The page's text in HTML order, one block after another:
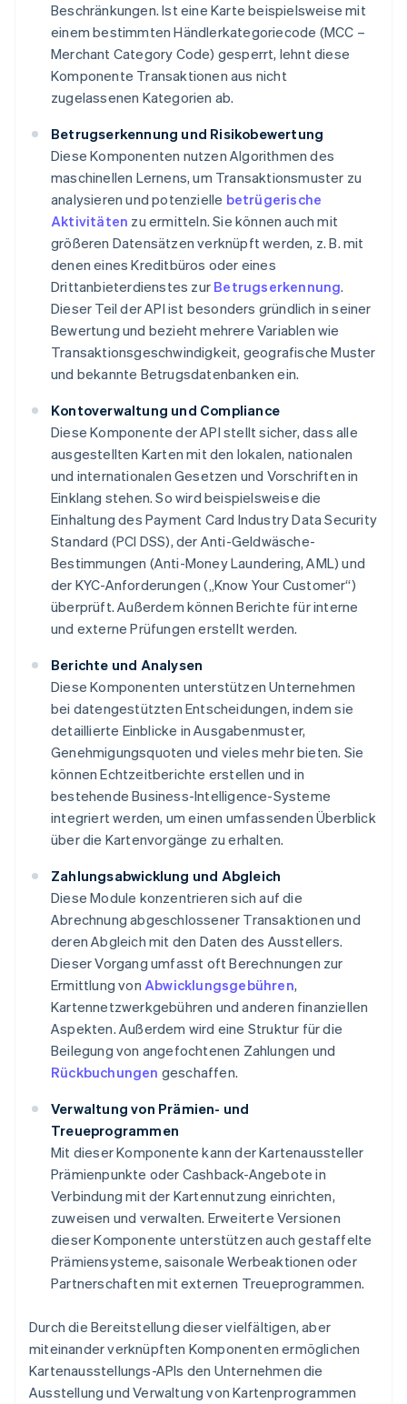
Beschränkungen. Ist eine Karte beispielsweise mit
einem bestimmten Händlerkategoriecode (MCC –
Merchant Category Code) gesperrt, lehnt diese
Komponente Transaktionen aus nicht
zugelassenen Kategorien ab.
Betrugserkennung und Risikobewertung
Diese Komponenten nutzen Algorithmen des
maschinellen Lernens, um Transaktionsmuster zu
analysieren und potenzielle betrügerische
Aktivitäten zu ermitteln. Sie können auch mit
größeren Datensätzen verknüpft werden, z. B. mit
denen eines Kreditbüros oder eines
Drittanbieterdienstes zur Betrugserkennung.
Dieser Teil der API ist besonders gründlich in seiner
Bewertung und bezieht mehrere Variablen wie
Transaktionsgeschwindigkeit, geografische Muster
und bekannte Betrugsdatenbanken ein.
Kontoverwaltung und Compliance
Diese Komponente der API stellt sicher, dass alle
ausgestellten Karten mit den lokalen, nationalen
und internationalen Gesetzen und Vorschriften in
Einklang stehen. So wird beispielsweise die
Einhaltung des Payment Card Industry Data Security
Standard (PCI DSS), der Anti-Geldwäsche-
Bestimmungen (Anti-Money Laundering, AML) und
der KYC-Anforderungen („Know Your Customer“)
überprüft. Außerdem können Berichte für interne
und externe Prüfungen erstellt werden.
Berichte und Analysen
Diese Komponenten unterstützen Unternehmen
bei datengestützten Entscheidungen, indem sie
detaillierte Einblicke in Ausgabenmuster,
Genehmigungsquoten und vieles mehr bieten. Sie
können Echtzeitberichte erstellen und in
bestehende Business-Intelligence-Systeme
integriert werden, um einen umfassenden Überblick
über die Kartenvorgänge zu erhalten.
Zahlungsabwicklung und Abgleich
Diese Module konzentrieren sich auf die
Abrechnung abgeschlossener Transaktionen und
deren Abgleich mit den Daten des Ausstellers.
Dieser Vorgang umfasst oft Berechnungen zur
Ermittlung von Abwicklungsgebühren,
Kartennetzwerkgebühren und anderen finanziellen
Aspekten. Außerdem wird eine Struktur für die
Beilegung von angefochtenen Zahlungen und
Rückbuchungen geschaffen.
Verwaltung von Prämien- und
Treueprogrammen
Mit dieser Komponente kann der Kartenaussteller
Prämienpunkte oder Cashback-Angebote in
Verbindung mit der Kartennutzung einrichten,
zuweisen und verwalten. Erweiterte Versionen
dieser Komponente unterstützen auch gestaffelte
Prämiensysteme, saisonale Werbeaktionen oder
Partnerschaften mit externen Treueprogrammen.
Durch die Bereitstellung dieser vielfältigen, aber
miteinander verknüpften Komponenten ermöglichen
Kartenausstellungs-APIs den Unternehmen die
Ausstellung und Verwaltung von Kartenprogrammen